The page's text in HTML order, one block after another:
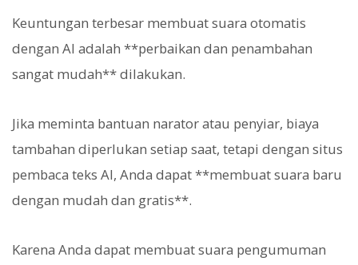
Keuntungan terbesar membuat suara otomatis
dengan AI adalah **perbaikan dan penambahan
sangat mudah** dilakukan.
Jika meminta bantuan narator atau penyiar, biaya
tambahan diperlukan setiap saat, tetapi dengan situs
pembaca teks AI, Anda dapat **membuat suara baru
dengan mudah dan gratis**.
Karena Anda dapat membuat suara pengumuman